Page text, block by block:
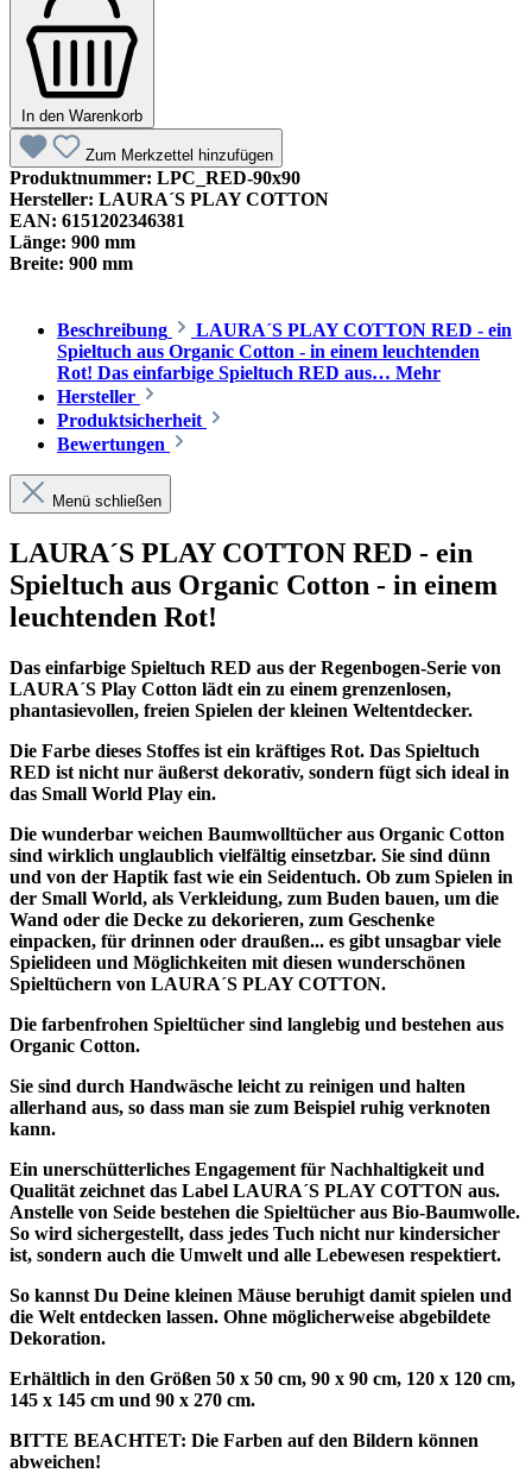
In den Warenkorb
Zum Merkzettel hinzufügen
Produktnummer: LPC_RED-90x90
Hersteller: LAURA´S PLAY COTTON
EAN: 6151202346381
Länge: 900 mm
Breite: 900 mm
Beschreibung
LAURA´S PLAY COTTON RED - ein
Spieltuch aus Organic Cotton - in einem leuchtenden
Rot! Das einfarbige Spieltuch RED aus… Mehr
Hersteller
Produktsicherheit
Bewertungen
Menü schließen
LAURA´S PLAY COTTON RED - ein
Spieltuch aus Organic Cotton - in einem
leuchtenden Rot!
Das einfarbige Spieltuch RED aus der Regenbogen-Serie von
LAURA´S Play Cotton lädt ein zu einem grenzenlosen,
phantasievollen, freien Spielen der kleinen Weltentdecker.
Die Farbe dieses Stoffes ist ein kräftiges Rot. Das Spieltuch
RED ist nicht nur äußerst dekorativ, sondern fügt sich ideal in
das Small World Play ein.
Die wunderbar weichen Baumwolltücher aus Organic Cotton
sind wirklich unglaublich vielfältig einsetzbar. Sie sind dünn
und von der Haptik fast wie ein Seidentuch. Ob zum Spielen in
der Small World, als Verkleidung, zum Buden bauen, um die
Wand oder die Decke zu dekorieren, zum Geschenke
einpacken, für drinnen oder draußen... es gibt unsagbar viele
Spielideen und Möglichkeiten mit diesen wunderschönen
Spieltüchern von LAURA´S PLAY COTTON.
Die farbenfrohen Spieltücher sind langlebig und bestehen aus
Organic Cotton.
Sie sind durch Handwäsche leicht zu reinigen und halten
allerhand aus, so dass man sie zum Beispiel ruhig verknoten
kann.
Ein unerschütterliches Engagement für Nachhaltigkeit und
Qualität zeichnet das Label LAURA´S PLAY COTTON aus.
Anstelle von Seide bestehen die Spieltücher aus Bio-Baumwolle.
So wird sichergestellt, dass jedes Tuch nicht nur kindersicher
ist, sondern auch die Umwelt und alle Lebewesen respektiert.
So kannst Du Deine kleinen Mäuse beruhigt damit spielen und
die Welt entdecken lassen. Ohne möglicherweise abgebildete
Dekoration.
Erhältlich in den Größen 50 x 50 cm, 90 x 90 cm, 120 x 120 cm,
145 x 145 cm und 90 x 270 cm.
BITTE BEACHTET: Die Farben auf den Bildern können
abweichen!